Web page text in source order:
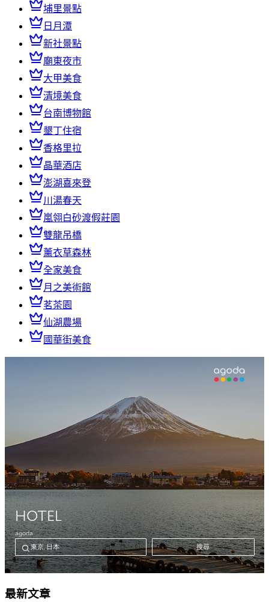
埔里景點
日月潭
新社景點
廟東夜市
大甲美食
清境美食
台南博物館
墾丁住宿
香格里拉
晶華酒店
澎湖喜來登
川湯春天
嵐翎白砂渡假莊園
雙龍吊橋
薰衣草森林
全家美食
月之美術館
茗茶園
仙湖農場
國華街美食
最新文章